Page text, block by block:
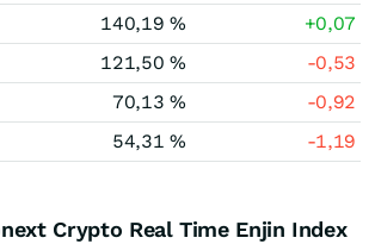
140,19 %
+0,07
121,50 %
-0,53
70,13 %
-0,92
54,31 % -1,19
Crypto Real Time Enjin Index